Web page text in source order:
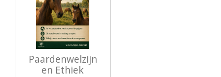
Paardenwelzijn
en Ethiek